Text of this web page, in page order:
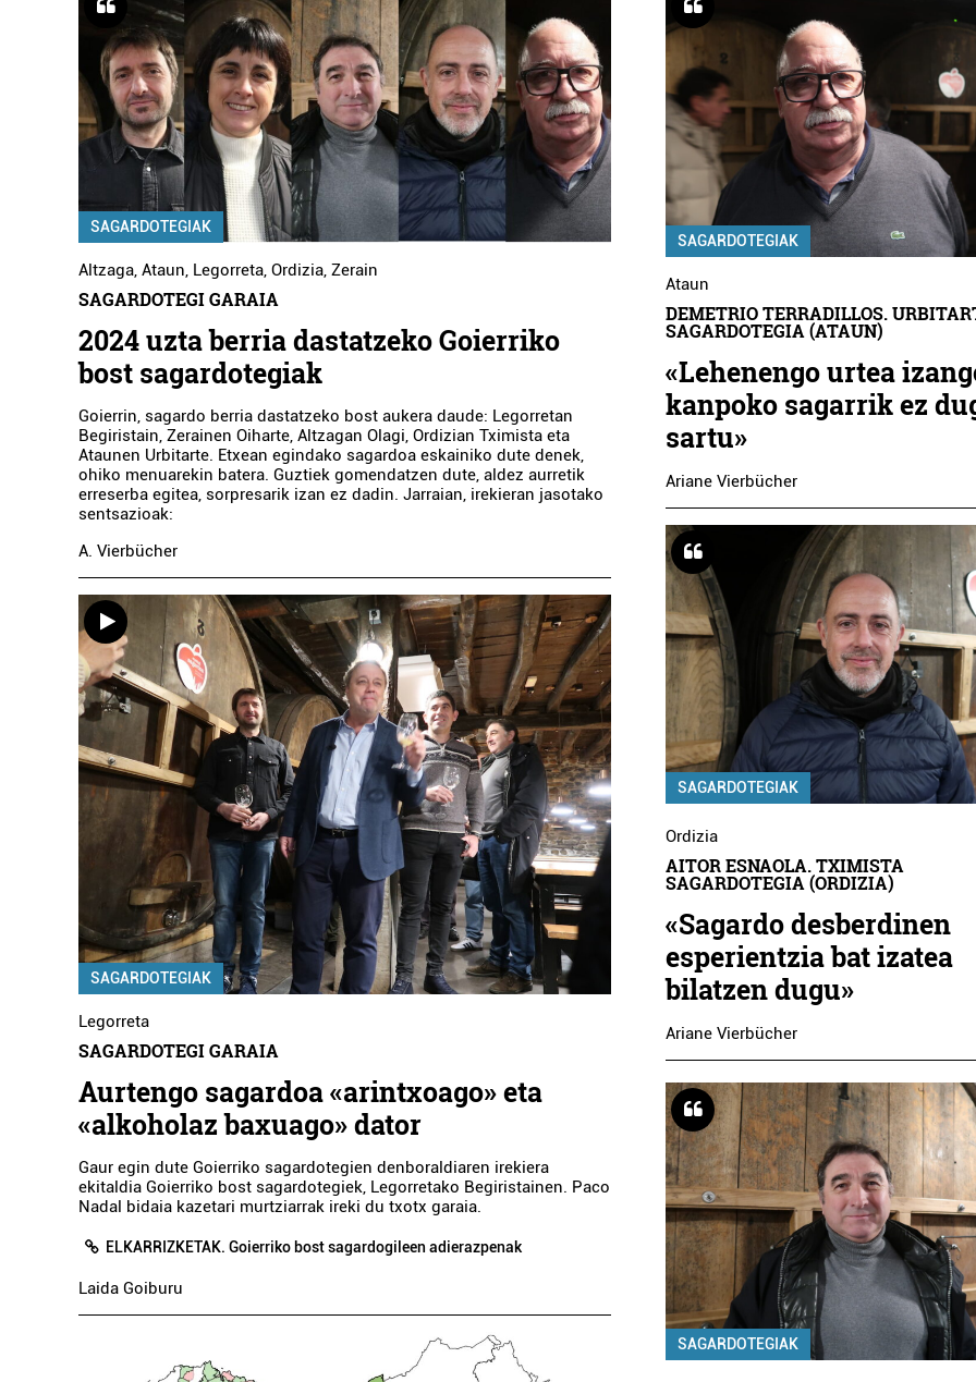
SAGARDOTEGIAK
Altzaga, Ataun, Legorreta, Ordizia, Zerain
SAGARDOTEGI GARAIA
2024 uzta berria dastatzeko Goierriko
bost sagardotegiak
Goierrin, sagardo berria dastatzeko bost aukera daude: Legorretan
Begiristain, Zerainen Oiharte, Altzagan Olagi, Ordizian Tximista eta
Ataunen Urbitarte. Etxean egindako sagardoa eskainiko dute denek,
ohiko menuarekin batera. Guztiek gomendatzen dute, aldez aurretik
erreserba egitea, sorpresarik izan ez dadin. Jarraian, irekieran jasotako
sentsazioak:
A. Vierbücher
SAGARDOTEGIAK
Legorreta
SAGARDOTEGI GARAIA
Aurtengo sagardoa «arintxoago» eta
«alkoholaz baxuago» dator
Gaur egin dute Goierriko sagardotegien denboraldiaren irekiera
ekitaldia Goierriko bost sagardotegiek, Legorretako Begiristainen. Paco
Nadal bidaia kazetari murtziarrak ireki du txotx garaia.
ELKARRIZKETAK. Goierriko bost sagardogileen adierazpenak
Laida Goiburu
SAGARDOTEGIAK
Ataun
DEMETRIO TERRADILLOS.
SAGARDOTEGIA (ATAUN)
«Lehenengo urtea
kanpoko sagarrik ez
sartu»
Ariane Vierbücher
SAGARDOTEGIAK
Ordizia
AITOR ESNAOLA. TXIMISTA
SAGARDOTEGIA (ORDIZIA)
«Sagardo desberdinen
esperientzia bat izatea
bilatzen dugu»
Ariane Vierbücher
SAGARDOTEGIAK